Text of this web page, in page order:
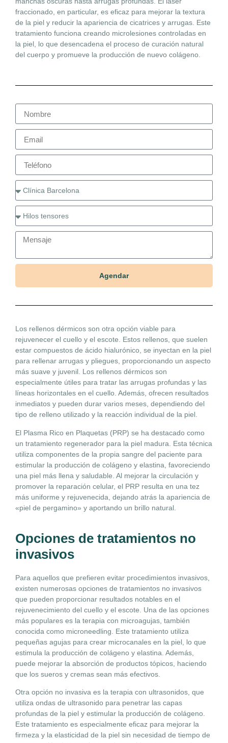
fraccionado, en particular, es eficaz para mejorar la textura
de la piel y reducir la apariencia de cicatrices y arrugas. Este
tratamiento funciona creando microlesiones controladas en
la piel, lo que desencadena el proceso de curación natural
del cuerpo y promueve la producción de nuevo colágeno.
Agendar
Los rellenos dérmicos son otra opción viable para
rejuvenecer el cuello y el escote. Estos rellenos, que suelen
estar compuestos de ácido hialurónico, se inyectan en la piel
para rellenar arrugas y pliegues, proporcionando un aspecto
más suave y juvenil. Los rellenos dérmicos son
especialmente útiles para tratar las arrugas profundas y las
líneas horizontales en el cuello. Además, ofrecen resultados
inmediatos y pueden durar varios meses, dependiendo del
tipo de relleno utilizado y la reacción individual de la piel.
El Plasma Rico en Plaquetas (PRP) se ha destacado como
un tratamiento regenerador para la piel madura. Esta técnica
utiliza componentes de la propia sangre del paciente para
estimular la producción de colágeno y elastina, favoreciendo
una piel más llena y saludable. Al mejorar la circulación y
promover la reparación celular, el PRP resulta en una tez
más uniforme y rejuvenecida, dejando atrás la apariencia de
«piel de pergamino» y aportando un brillo natural.
Opciones de tratamientos no
invasivos
Para aquellos que prefieren evitar procedimientos invasivos,
existen numerosas opciones de tratamientos no invasivos
que pueden proporcionar resultados notables en el
rejuvenecimiento del cuello y el escote. Una de las opciones
más populares es la terapia con microagujas, también
conocida como microneedling. Este tratamiento utiliza
pequeñas agujas para crear microcanales en la piel, lo que
estimula la producción de colágeno y elastina. Además,
puede mejorar la absorción de productos tópicos, haciendo
que los sueros y cremas sean más efectivos.
Otra opción no invasiva es la terapia con ultrasonidos, que
utiliza ondas de ultrasonido para penetrar las capas
profundas de la piel y estimular la producción de colágeno.
Este tratamiento es especialmente eficaz para mejorar la
firmeza y la elasticidad de la piel sin necesidad de tiempo de